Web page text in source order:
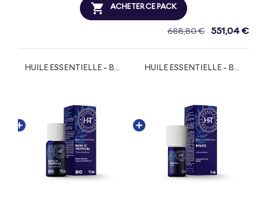
 ACHETER CE PACK
688,80 € 551,04 €
HUILE ESSENTIELLE - BASILIC TROPICAL BIO HUILE ESSENTIELLE - BOLDO